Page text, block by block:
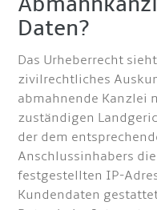
Daten?
Das Urheberrecht
zivilrechtliches
abmahnende Kanzlei
zuständigen
der dem
Anschlussinhabers
festgestellten IP-
Kundendaten